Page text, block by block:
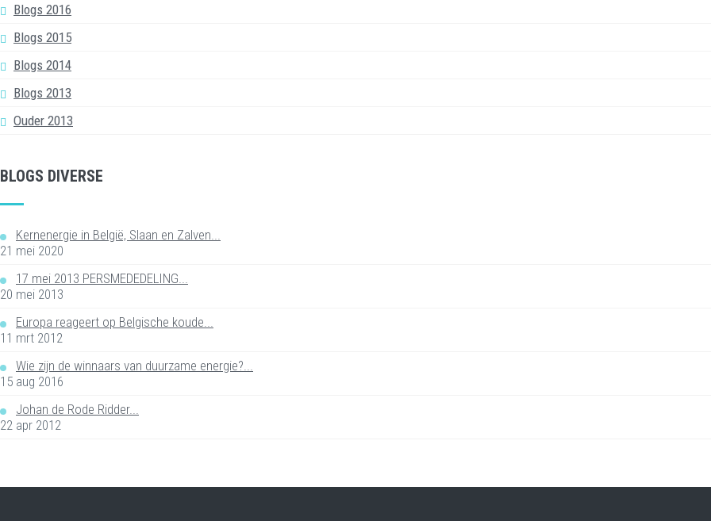
Blogs 2016
Blogs 2015
Blogs 2014
Blogs 2013
Ouder 2013
BLOGS DIVERSE
Kernenergie in België, Slaan en Zalven...
21 mei 2020
17 mei 2013 PERSMEDEDELING...
20 mei 2013
Europa reageert op Belgische koude...
11 mrt 2012
Wie zijn de winnaars van duurzame energie?...
15 aug 2016
Johan de Rode Ridder...
22 apr 2012